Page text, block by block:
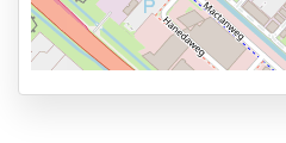
Shuttle Parking
Valet Parking